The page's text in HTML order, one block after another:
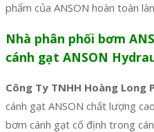
phẩm của ANSON hoàn toàn
Nhà phân phối bơm
cánh gạt ANSON
Công Ty TNHH Hoàng Long
cánh gạt ANSON chất lượng
bơm cánh gạt cố định trong